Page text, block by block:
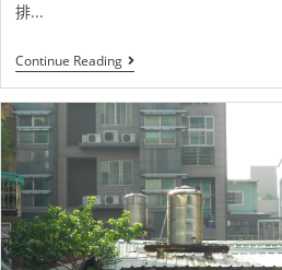
排...
Continue Reading